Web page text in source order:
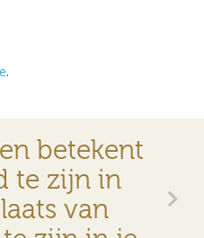
.
betekent
te zijn in
van